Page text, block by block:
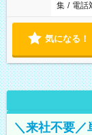
集 / 電話
気になる！
＼来社不要